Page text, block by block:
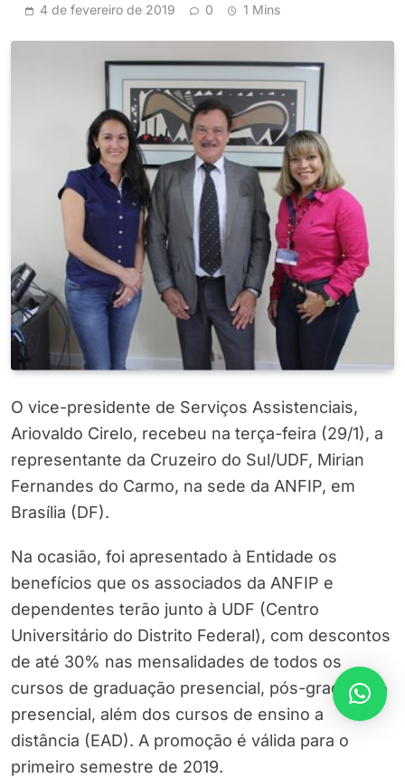
4 de fevereiro de 2019 0 1 Mins
O vice-presidente de Serviços Assistenciais,
Ariovaldo Cirelo, recebeu na terça-feira (29/1), a
representante da Cruzeiro do Sul/UDF, Mirian
Fernandes do Carmo, na sede da ANFIP, em
Brasília (DF).
Na ocasião, foi apresentado à Entidade os
benefícios que os associados da ANFIP e
dependentes terão junto à UDF (Centro
Universitário do Distrito Federal), com descontos
de até 30% nas mensalidades de todos os
cursos de graduação presencial, pós-graduação
presencial, além dos cursos de ensino a
distância (EAD). A promoção é válida para o
primeiro semestre de 2019.